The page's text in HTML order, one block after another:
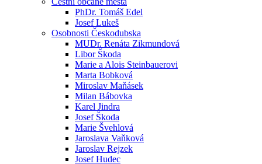
PhDr. Tomáš Edel
Josef Lukeš
Osobnosti Českodubska
MUDr. Renáta Zikmundová
Libor Škoda
Marie a Alois Steinbauerovi
Marta Bobková
Miroslav Maňásek
Milan Bábovka
Karel Jindra
Josef Škoda
Marie Švehlová
Jaroslava Vaňková
Jaroslav Rejzek
Josef Hudec